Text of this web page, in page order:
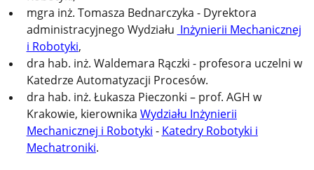
mgra inż. Tomasza Bednarczyka - Dyrektora
administracyjnego Wydziału Inżynierii Mechanicznej
i Robotyki,
dra hab. inż. Waldemara Rączki - profesora uczelni w
Katedrze Automatyzacji Procesów.
dra hab. inż. Łukasza Pieczonki – prof. AGH w
Krakowie, kierownika Wydziału Inżynierii
Mechanicznej i Robotyki - Katedry Robotyki i
Mechatroniki.